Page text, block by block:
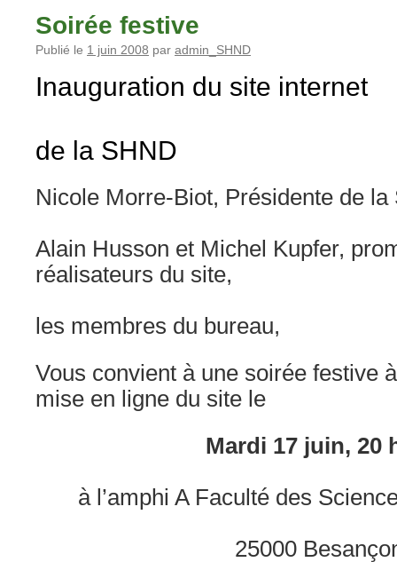
Soirée festive
Publié le 1 juin 2008 par admin_SHND
Inauguration du site internet
de la SHND
Nicole Morre-Biot, Présidente de la
Alain Husson et Michel Kupfer,
réalisateurs du site,
les membres du bureau,
Vous convient à une soirée festive
mise en ligne du site le
Mardi 17 juin, 20
à l’amphi A Faculté des
25000